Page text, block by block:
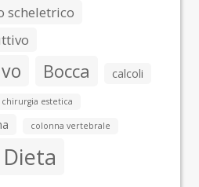
scheletrico
Bocca
calcoli
chirurgia estetica
colonna vertebrale
Dieta